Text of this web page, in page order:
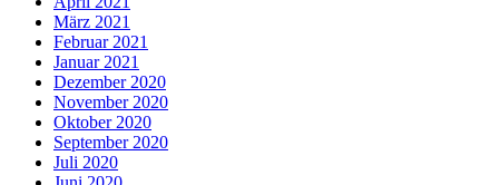
März 2021
Februar 2021
Januar 2021
Dezember 2020
November 2020
Oktober 2020
September 2020
Juli 2020